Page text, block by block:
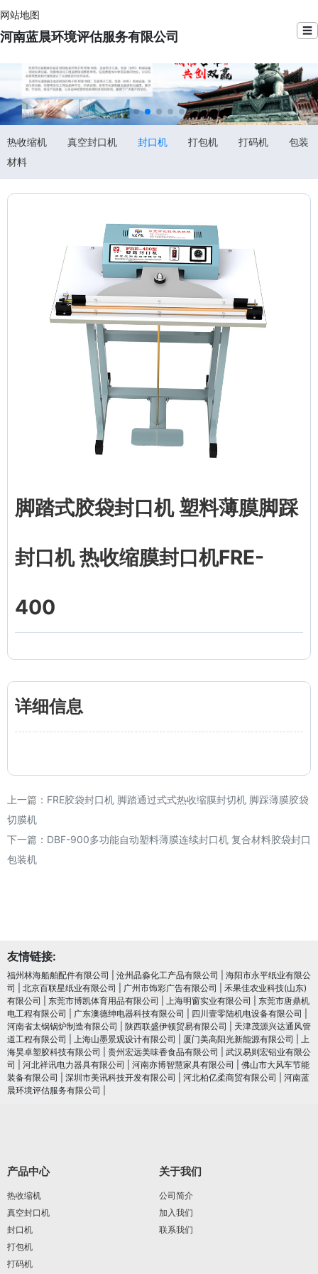
网站地图
河南蓝晨环境评估服务有限公司 ☰
热收缩机 真空封口机 封口机 打包机 打码机
包装
材料
脚踏式胶袋封口机 塑料薄膜脚踩
封口机 热收缩膜封口机FRE-
400
详细信息
上一篇： FRE胶袋封口机 脚踏通过式式热收缩膜封切机 脚踩薄膜胶袋
切膜机
下一篇： DBF-900多功能自动塑料薄膜连续封口机 复合材料胶袋封口
包装机
友情链接:
福州林海船舶配件有限公司 沧州晶淼化工产品有限公司
海阳市永平纸业有限公
司
北京百联星纸业有限公司 广州市饰彩广告有限公司
禾果佳农业科技(山东)
有限公司
东莞市博凯体育用品有限公司 上海明窗实业有限公司
东莞市唐鼎机
电工程有限公司
广东澳德绅电器科技有限公司 四川壹零陆机电设备有限公司
河南省太锅锅炉制造有限公司
陕西联盛伊顿贸易有限公司
天津茂源兴达通风管
道工程有限公司
上海山墨景观设计有限公司 厦门美高阳光新能源有限公司
上
海昊卓塑胶科技有限公司
贵州宏远美味香食品有限公司
武汉易则宏铝业有限公
司
河北祥讯电力器具有限公司 河南亦博智慧家具有限公司
佛山市大风车节能
装备有限公司
深圳市美讯科技开发有限公司 河北柏亿柔商贸有限公司
河南蓝
晨环境评估服务有限公司
产品中心
热收缩机
真空封口机
封口机
打包机
打码机
关于我们
公司简介
加入我们
联系我们